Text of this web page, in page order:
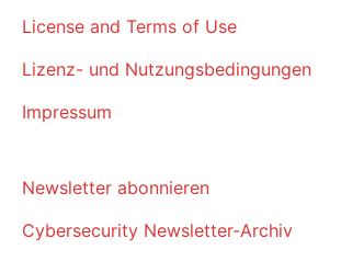
License and Terms of Use
Lizenz- und Nutzungsbedingungen
Impressum
Newsletter abonnieren
Cybersecurity Newsletter-Archiv